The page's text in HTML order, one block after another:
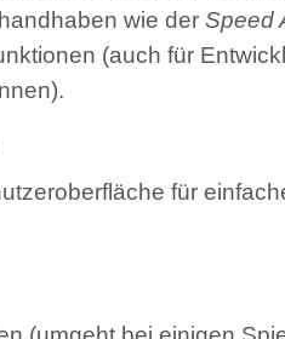
wie der Speed
(auch für
für